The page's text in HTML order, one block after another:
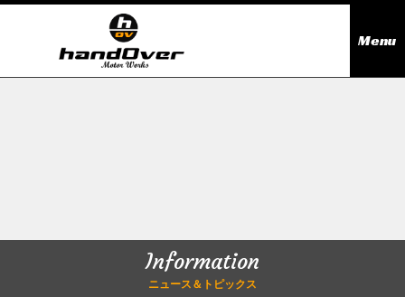
Menu
Information
ニュース＆トピックス